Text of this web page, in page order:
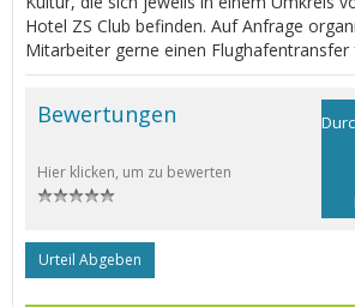
Hotel ZS Club befinden. Auf Anfrage
Mitarbeiter gerne einen Flughafentransfer
Bewertungen
Hier klicken, um zu bewerten
Urteil Abgeben